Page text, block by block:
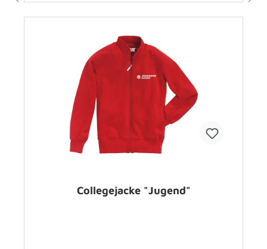
Collegejacke "Jugend"